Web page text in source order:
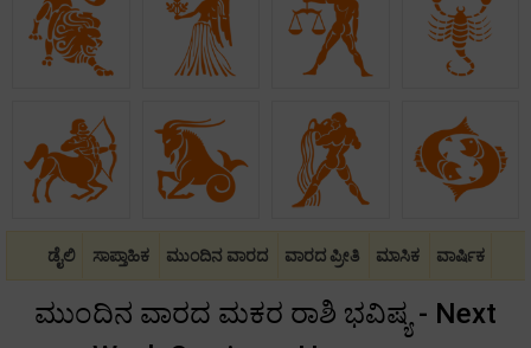
ಡೈಲಿ ಸಾಪ್ತಾಹಿಕ ಮುಂದಿನ ವಾರದ ವಾರದ ಪ್ರೀತಿ ಮಾಸಿಕ ವಾರ್ಷಿಕ
ಮುಂದಿನ ವಾರದ ಮಕರ ರಾಶಿ ಭವಿಷ್ಯ - Next